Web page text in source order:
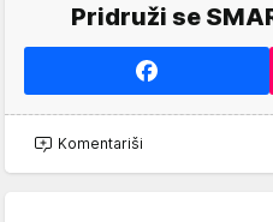
Pridruži se
Komentariši